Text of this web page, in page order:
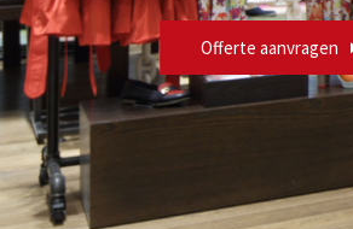
Offerte aanvragen